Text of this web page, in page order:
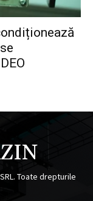
SRL. Toate drepturile